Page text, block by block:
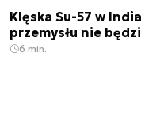
Klęska Su-57 w
przemysłu nie
6 min.